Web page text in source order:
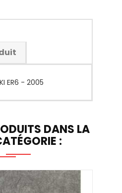
ER6 - 2005
DANS LA
: